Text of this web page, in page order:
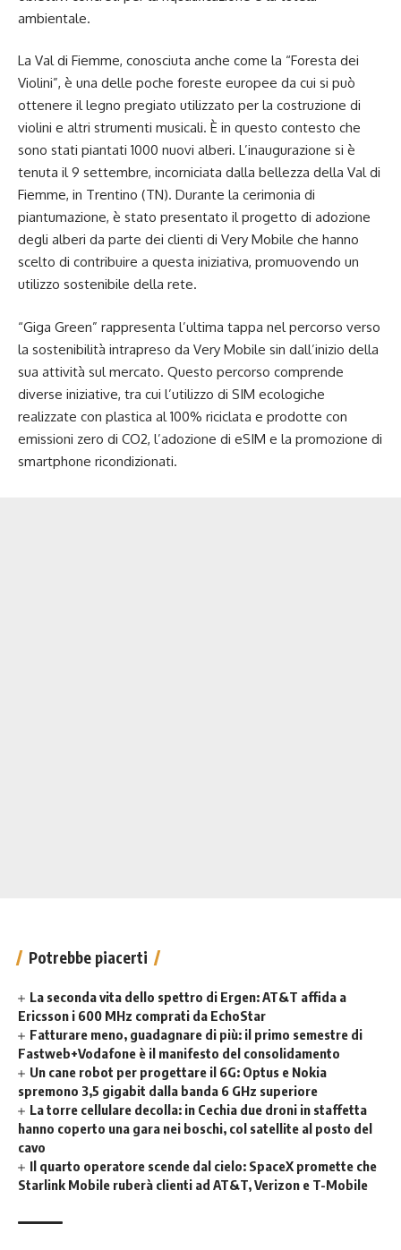
ambientale.
La Val di Fiemme, conosciuta anche come la “Foresta dei
Violini”, è una delle poche foreste europee da cui si può
ottenere il legno pregiato utilizzato per la costruzione di
violini e altri strumenti musicali. È in questo contesto che
sono stati piantati 1000 nuovi alberi. L’inaugurazione si è
tenuta il 9 settembre, incorniciata dalla bellezza della Val di
Fiemme, in Trentino (TN). Durante la cerimonia di
piantumazione, è stato presentato il progetto di adozione
degli alberi da parte dei clienti di Very Mobile che hanno
scelto di contribuire a questa iniziativa, promuovendo un
utilizzo sostenibile della rete.
“Giga Green” rappresenta l’ultima tappa nel percorso verso
la sostenibilità intrapreso da Very Mobile sin dall’inizio della
sua attività sul mercato. Questo percorso comprende
diverse iniziative, tra cui l’utilizzo di SIM ecologiche
realizzate con plastica al 100% riciclata e prodotte con
emissioni zero di CO2, l’adozione di eSIM e la promozione di
smartphone ricondizionati.
Potrebbe piacerti
La seconda vita dello spettro di Ergen: AT&T affida a
Ericsson i 600 MHz comprati da EchoStar
Fatturare meno, guadagnare di più: il primo semestre di
Fastweb+Vodafone è il manifesto del consolidamento
Un cane robot per progettare il 6G: Optus e Nokia
spremono 3,5 gigabit dalla banda 6 GHz superiore
La torre cellulare decolla: in Cechia due droni in staffetta
hanno coperto una gara nei boschi, col satellite al posto del
cavo
Il quarto operatore scende dal cielo: SpaceX promette che
Starlink Mobile ruberà clienti ad AT&T, Verizon e T-Mobile